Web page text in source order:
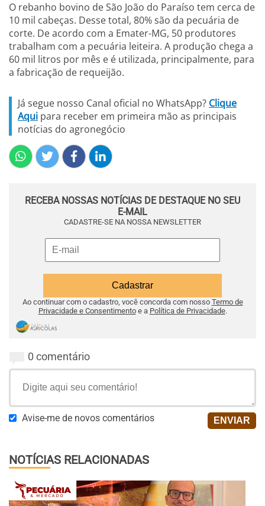
O rebanho bovino de São João do Paraíso tem cerca de
10 mil cabeças. Desse total, 80% são da pecuária de
corte. De acordo com a Emater-MG, 50 produtores
trabalham com a pecuária leiteira. A produção chega a
60 mil litros por mês e é utilizada, principalmente, para
a fabricação de requeijão.
Já segue nosso Canal oficial no WhatsApp? Clique
Aqui para receber em primeira mão as principais
notícias do agronegócio
RECEBA NOSSAS NOTÍCIAS DE DESTAQUE NO SEU
E-MAIL
CADASTRE-SE NA NOSSA NEWSLETTER
Ao continuar com o cadastro, você concorda com nosso Termo de
Privacidade e Consentimentoe a Política de Privacidade.
0 comentário
Avise-me de novos comentários
NOTÍCIAS RELACIONADAS